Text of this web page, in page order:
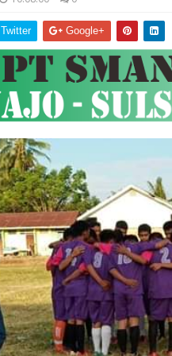
Twitter Google+